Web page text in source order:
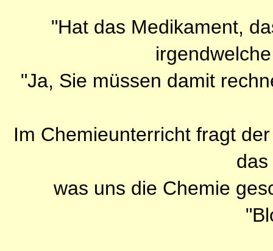
"Hat das Medikament,
"Ja, Sie müssen damit
Im Chemieunterricht fragt
was uns die Chemie